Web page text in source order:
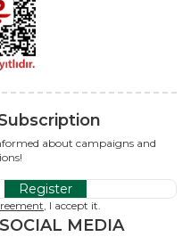
about campaigns and
Register
, I accept it.
MEDIA